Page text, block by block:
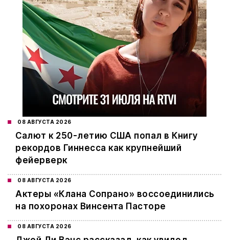
08 АВГУСТА 2026
Салют к 250-летию США попал в Книгу
рекордов Гиннесса как крупнейший
фейерверк
08 АВГУСТА 2026
Актеры «Клана Сопрано» воссоединились
на похоронах Винсента Пасторе
08 АВГУСТА 2026